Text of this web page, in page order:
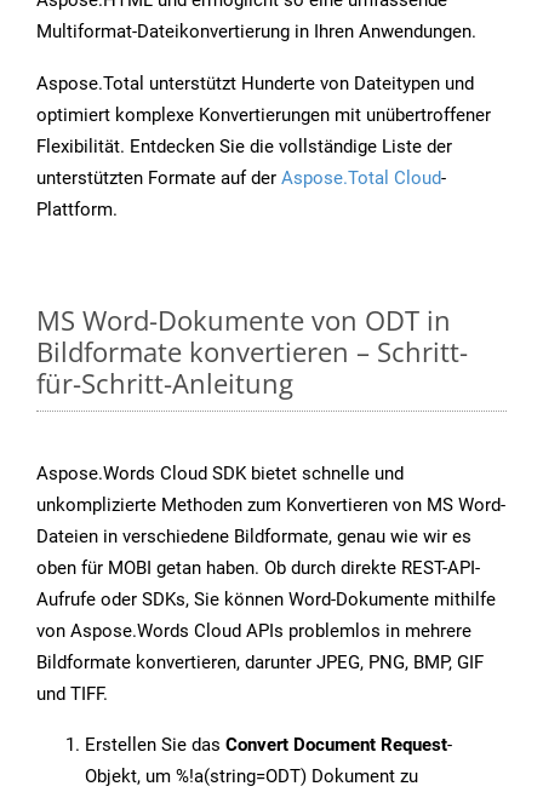
Multiformat-Dateikonvertierung in Ihren Anwendungen.
Aspose.Total unterstützt Hunderte von Dateitypen und
optimiert komplexe Konvertierungen mit unübertroffener
Flexibilität. Entdecken Sie die vollständige Liste der
unterstützten Formate auf der Aspose.Total Cloud-
Plattform.
MS Word-Dokumente von ODT in
Bildformate konvertieren – Schritt-
für-Schritt-Anleitung
Aspose.Words Cloud SDK bietet schnelle und
unkomplizierte Methoden zum Konvertieren von MS Word-
Dateien in verschiedene Bildformate, genau wie wir es
oben für MOBI getan haben. Ob durch direkte REST-API-
Aufrufe oder SDKs, Sie können Word-Dokumente mithilfe
von Aspose.Words Cloud APIs problemlos in mehrere
Bildformate konvertieren, darunter JPEG, PNG, BMP, GIF
und TIFF.
Erstellen Sie das Convert Document Request-
Objekt, um %!a(string=ODT) Dokument zu